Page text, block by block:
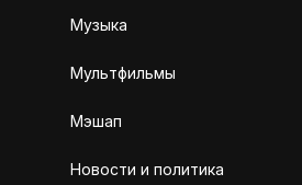
Музыка
Мультфильмы
Мэшап
Новости и политика